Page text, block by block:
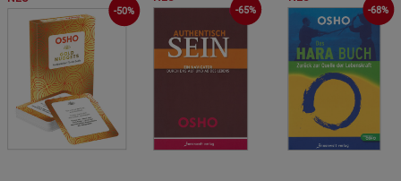
-50% -65% -68%